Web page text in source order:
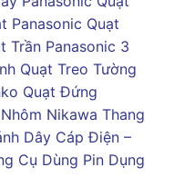
Panasonic Quạt
Trần Panasonic 3
Quạt Treo Tường
Quạt Đứng
Nikawa Thang
Dây Cáp Điện –
Cụ Dùng Pin Dụng